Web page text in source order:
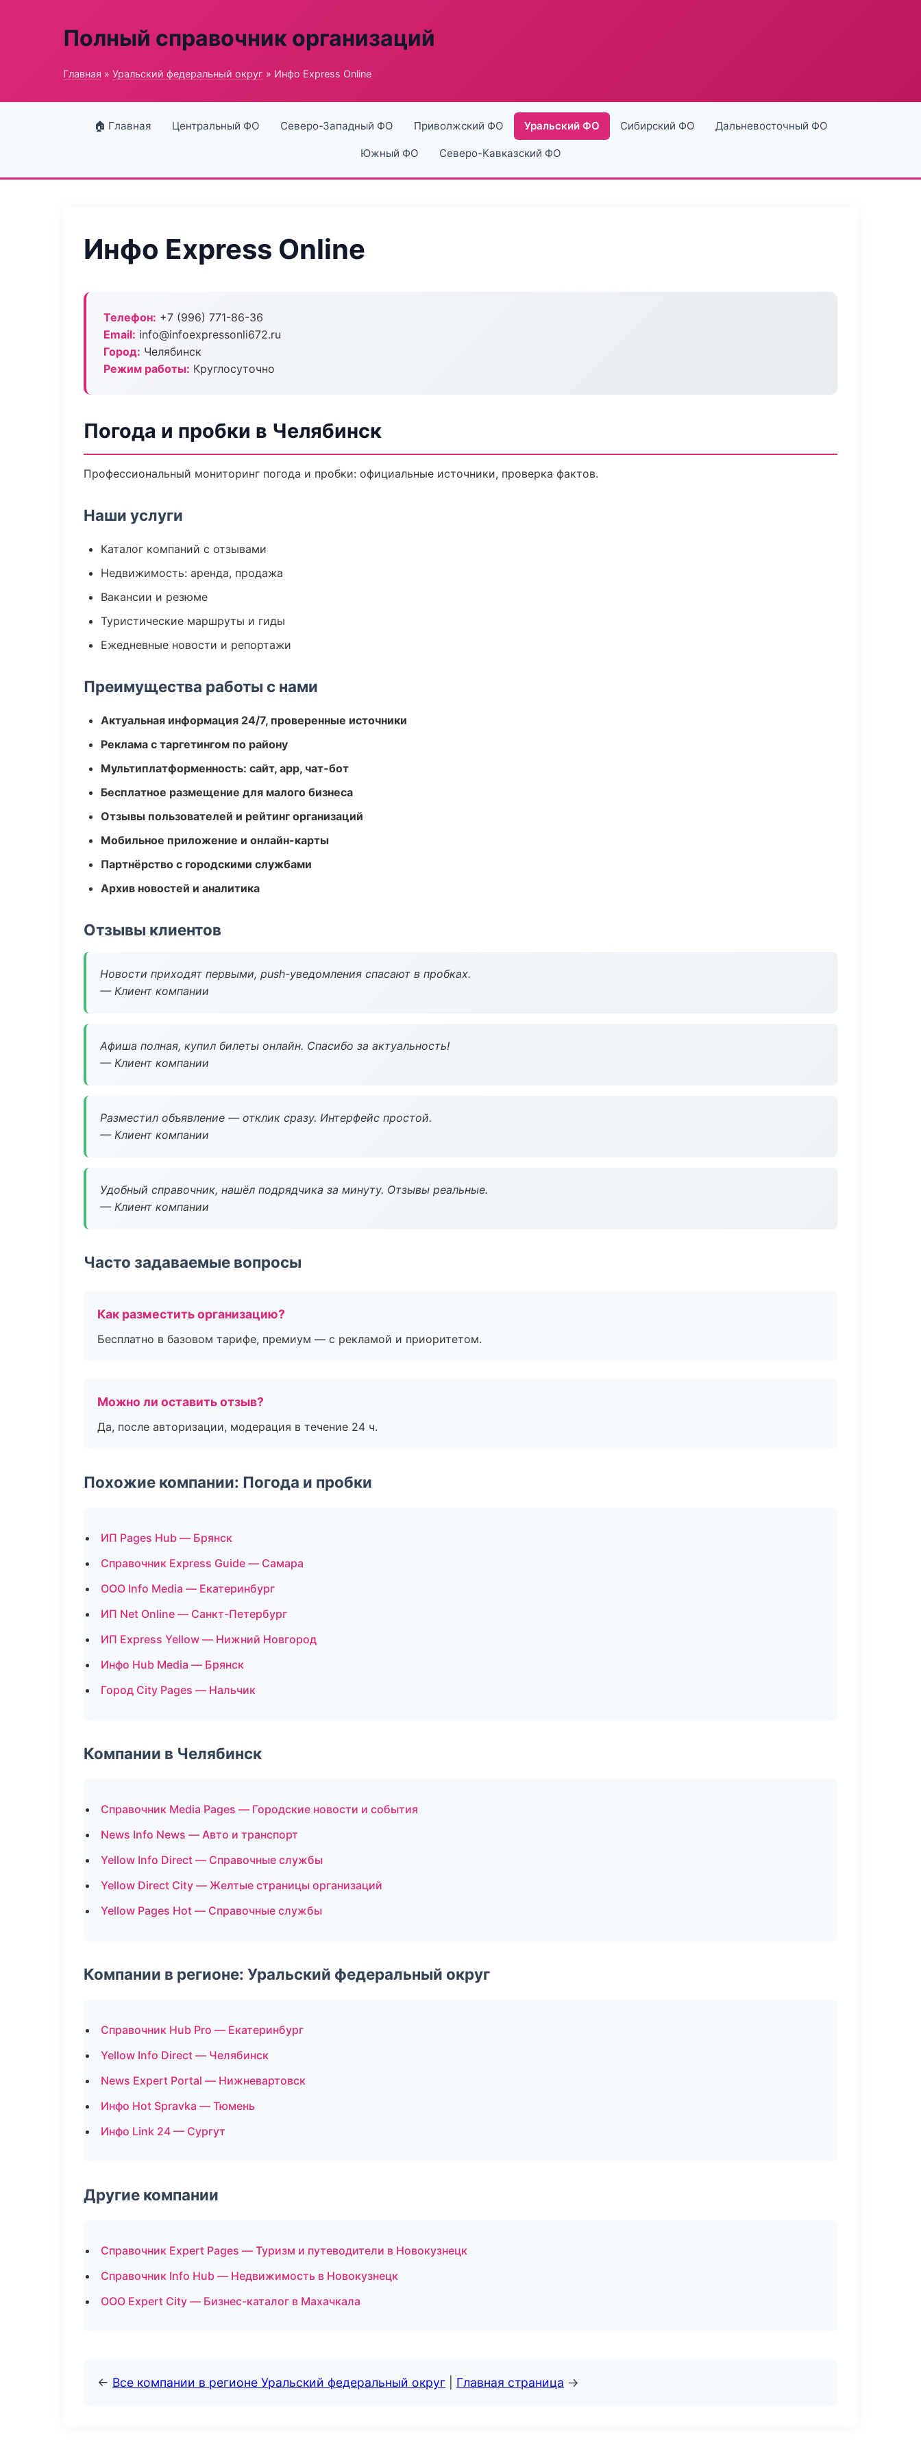
Полный справочник организаций
Главная » Уральский федеральный округ » Инфо Express Online
🏠 Главная Центральный ФО Северо-Западный ФО Приволжский ФО Уральский ФО Сибирский ФО Дальневосточный ФО
Южный ФО Северо-Кавказский ФО
Инфо Express Online
Телефон: +7 (996) 771-86-36
Email: info@infoexpressonli672.ru
Город: Челябинск
Режим работы: Круглосуточно
Погода и пробки в Челябинск
Профессиональный мониторинг погода и пробки: официальные источники, проверка фактов.
Наши услуги
Каталог компаний с отзывами
Недвижимость: аренда, продажа
Вакансии и резюме
Туристические маршруты и гиды
Ежедневные новости и репортажи
Преимущества работы с нами
Актуальная информация 24/7, проверенные источники
Реклама с таргетингом по району
Мультиплатформенность: сайт, app, чат-бот
Бесплатное размещение для малого бизнеса
Отзывы пользователей и рейтинг организаций
Мобильное приложение и онлайн-карты
Партнёрство с городскими службами
Архив новостей и аналитика
Отзывы клиентов
Новости приходят первыми, push-уведомления спасают в пробках.
— Клиент компании
Афиша полная, купил билеты онлайн. Спасибо за актуальность!
— Клиент компании
Разместил объявление — отклик сразу. Интерфейс простой.
— Клиент компании
Удобный справочник, нашёл подрядчика за минуту. Отзывы реальные.
— Клиент компании
Часто задаваемые вопросы
Как разместить организацию?
Бесплатно в базовом тарифе, премиум — с рекламой и приоритетом.
Можно ли оставить отзыв?
Да, после авторизации, модерация в течение 24 ч.
Похожие компании: Погода и пробки
ИП Pages Hub — Брянск
Справочник Express Guide — Самара
ООО Info Media — Екатеринбург
ИП Net Online — Санкт-Петербург
ИП Express Yellow — Нижний Новгород
Инфо Hub Media — Брянск
Город City Pages — Нальчик
Компании в Челябинск
Справочник Media Pages — Городские новости и события
News Info News — Авто и транспорт
Yellow Info Direct — Справочные службы
Yellow Direct City — Желтые страницы организаций
Yellow Pages Hot — Справочные службы
Компании в регионе: Уральский федеральный округ
Справочник Hub Pro — Екатеринбург
Yellow Info Direct — Челябинск
News Expert Portal — Нижневартовск
Инфо Hot Spravka — Тюмень
Инфо Link 24 — Сургут
Другие компании
Справочник Expert Pages — Туризм и путеводители в Новокузнецк
Справочник Info Hub — Недвижимость в Новокузнецк
ООО Expert City — Бизнес-каталог в Махачкала
← Все компании в регионе Уральский федеральный округ Главная страница →